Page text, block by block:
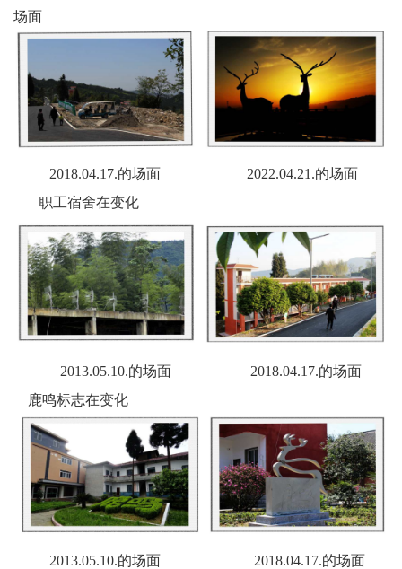
场面
2018.04.17.的场面 2022.04.21.的场面
职工宿舍在变化
2013.05.10.的场面 2018.04.17.的场面
鹿鸣标志在变化
2013.05.10.的场面 2018.04.17.的场面